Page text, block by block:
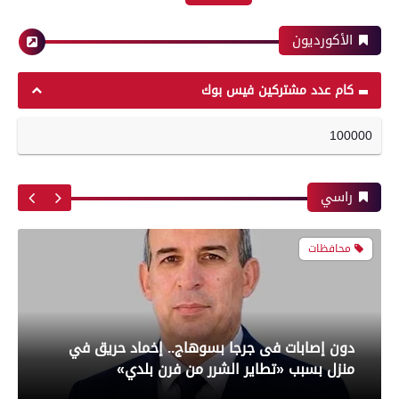
رياضة
بعدسة الخبر المصري| شاهد أبرز لقطات مباراة
الكونفدرالية الإفريقية
رياضة
بعدسة الخبر المصري| شاهد أبرز لقطات مباراة
الأهلي و سيراميك فى الدورى
الأكورديون
كام عدد مشتركين فيس بوك
100000
راسي
محافظات
محافظ الفيوم يتفقد سير العمل بالمركز
التكنولوجي بسنورس
محافظات
دون إصابات فى جرجا بسوهاج.. إخماد حريق في
منزل بسبب «تطاير الشرر من فرن بلدي»